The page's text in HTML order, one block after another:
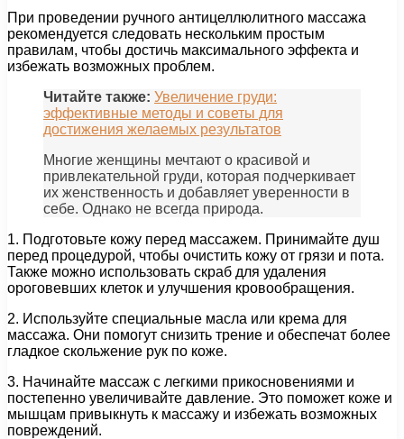
При проведении ручного антицеллюлитного массажа
рекомендуется следовать нескольким простым
правилам, чтобы достичь максимального эффекта и
избежать возможных проблем.
Читайте также: Увеличение груди:
эффективные методы и советы для
достижения желаемых результатов
Многие женщины мечтают о красивой и
привлекательной груди, которая подчеркивает
их женственность и добавляет уверенности в
себе. Однако не всегда природа.
1. Подготовьте кожу перед массажем. Принимайте душ
перед процедурой, чтобы очистить кожу от грязи и пота.
Также можно использовать скраб для удаления
ороговевших клеток и улучшения кровообращения.
2. Используйте специальные масла или крема для
массажа. Они помогут снизить трение и обеспечат более
гладкое скольжение рук по коже.
3. Начинайте массаж с легкими прикосновениями и
постепенно увеличивайте давление. Это поможет коже и
мышцам привыкнуть к массажу и избежать возможных
повреждений.